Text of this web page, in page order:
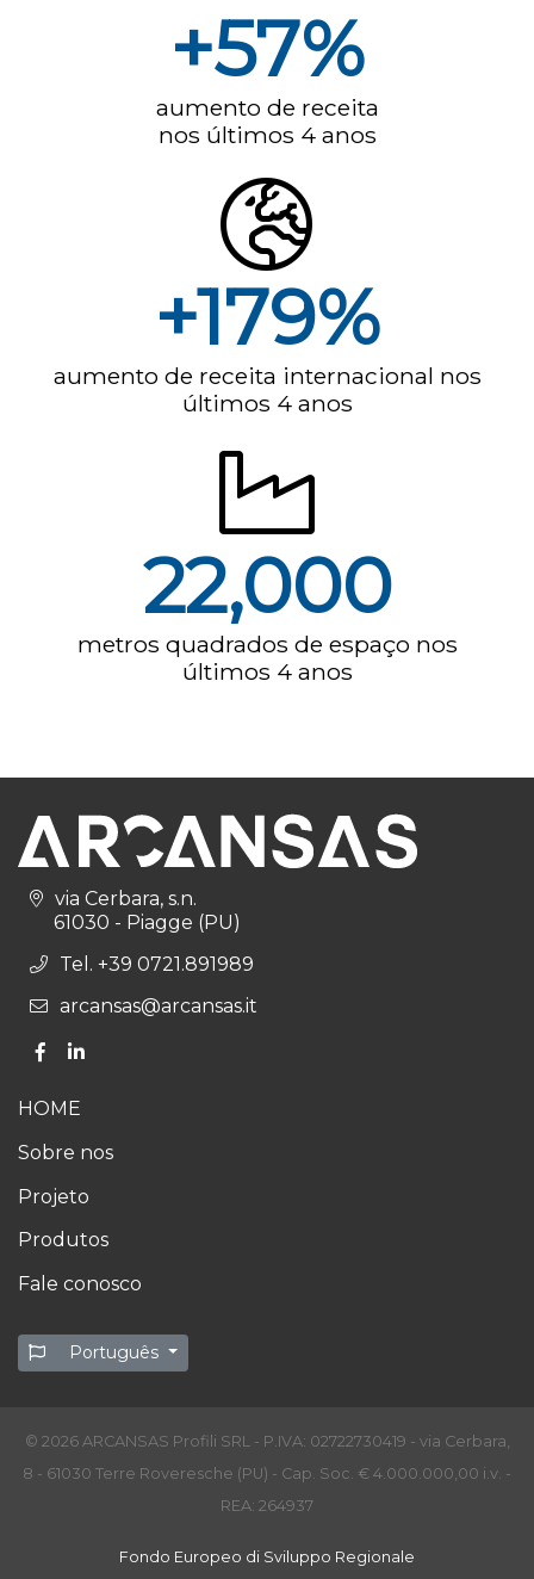
+57%
aumento de receita
nos últimos 4 anos
+179%
aumento de receita internacional nos
últimos 4 anos
22,000
metros quadrados de espaço nos
últimos 4 anos
via Cerbara, s.n.
61030 - Piagge (PU)
Tel. +39 0721.891989
arcansas@arcansas.it
HOME
Sobre nos
Projeto
Produtos
Fale conosco
Português
© 2026 ARCANSAS Profili SRL - P.IVA: 02722730419 - via Cerbara,
8 - 61030 Terre Roveresche (PU) - Cap. Soc. € 4.000.000,00 i.v. -
REA: 264937
Fondo Europeo di Sviluppo Regionale